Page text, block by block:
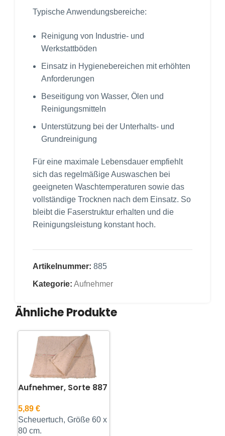
Typische Anwendungsbereiche:
Reinigung von Industrie- und
Werkstattböden
Einsatz in Hygienebereichen mit erhöhten
Anforderungen
Beseitigung von Wasser, Ölen und
Reinigungsmitteln
Unterstützung bei der Unterhalts- und
Grundreinigung
Für eine maximale Lebensdauer empfiehlt
sich das regelmäßige Auswaschen bei
geeigneten Waschtemperaturen sowie das
vollständige Trocknen nach dem Einsatz. So
bleibt die Faserstruktur erhalten und die
Reinigungsleistung konstant hoch.
Artikelnummer: 885
Kategorie: Aufnehmer
Ähnliche Produkte
Aufnehmer, Sorte 887
5,89 €
Scheuertuch, Größe 60 x
80 cm.